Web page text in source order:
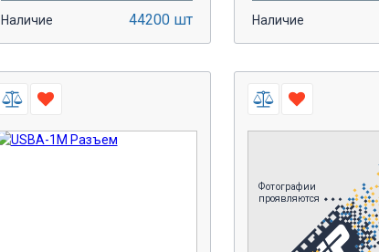
Наличие 44200 шт Наличие